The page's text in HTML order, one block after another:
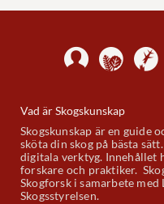
Vad är Skogskunskap
Skogskunskap är en guide
sköta din skog på bästa
digitala verktyg. Innehållet
forskare och praktiker.
Skogforsk i samarbete med
Skogsstyrelsen.